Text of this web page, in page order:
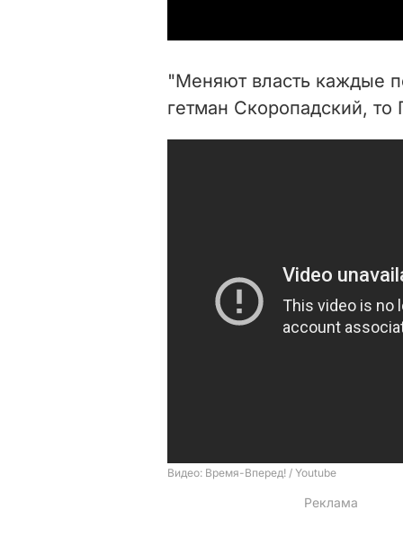
"Меняют власть каждые
гетман Скоропадский,